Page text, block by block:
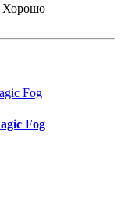
Хорошо
Fog